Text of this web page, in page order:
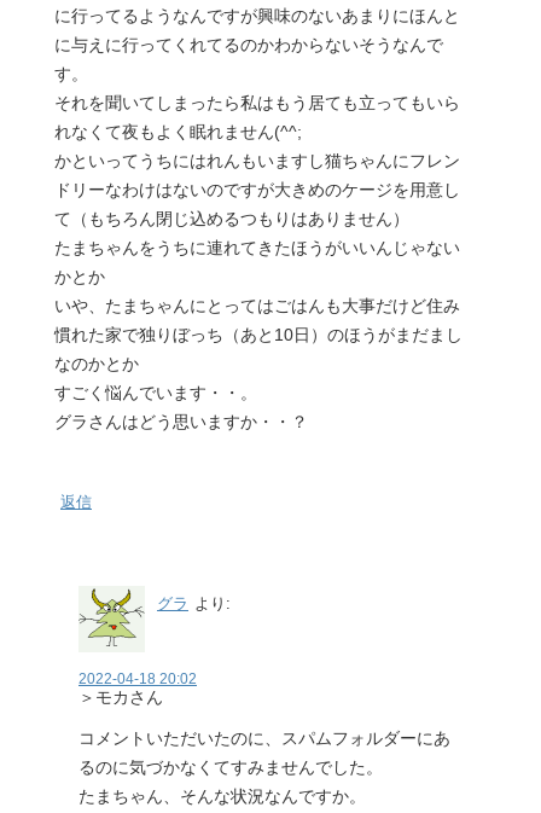
に行ってるようなんですが興味のないあまりにほんと
に与えに行ってくれてるのかわからないそうなんで
す。
それを聞いてしまったら私はもう居ても立ってもいら
れなくて夜もよく眠れません(^^;
かといってうちにはれんもいますし猫ちゃんにフレン
ドリーなわけはないのですが大きめのケージを用意し
て（もちろん閉じ込めるつもりはありません）
たまちゃんをうちに連れてきたほうがいいんじゃない
かとか
いや、たまちゃんにとってはごはんも大事だけど住み
慣れた家で独りぼっち（あと10日）のほうがまだまし
なのかとか
すごく悩んでいます・・。
グラさんはどう思いますか・・？
返信
グラ より:
2022-04-18 20:02
＞モカさん
コメントいただいたのに、スパムフォルダーにあ
るのに気づかなくてすみませんでした。
たまちゃん、そんな状況なんですか。